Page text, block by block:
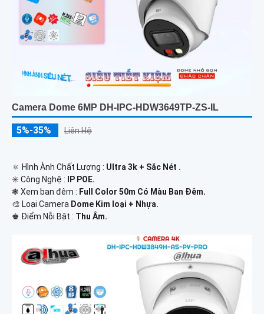
Camera Dome 6MP DH-IPC-HDW3649TP-ZS-IL
5%-35% Liên Hệ
🔅 Hình Ành Chất Lượng : Ultra 3k + Sắc Nét .
✳️ Công Nghệ :
IP POE.
❃ Xem ban đêm : Full Color 50m Có Màu Ban Ðêm.
🎨 Loại Camera Dome Kim loại + Nhựa.
️♚ Điểm Nỗi Bật : Thu Âm.